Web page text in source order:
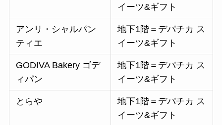
イーツ&ギフト
アンリ・シャルパン
ティエ
地下1階＝デパチカ ス
イーツ&ギフト
GODIVA Bakery ゴデ
ィパン
地下1階＝デパチカ ス
イーツ&ギフト
とらや
地下1階＝デパチカ ス
イーツ&ギフト